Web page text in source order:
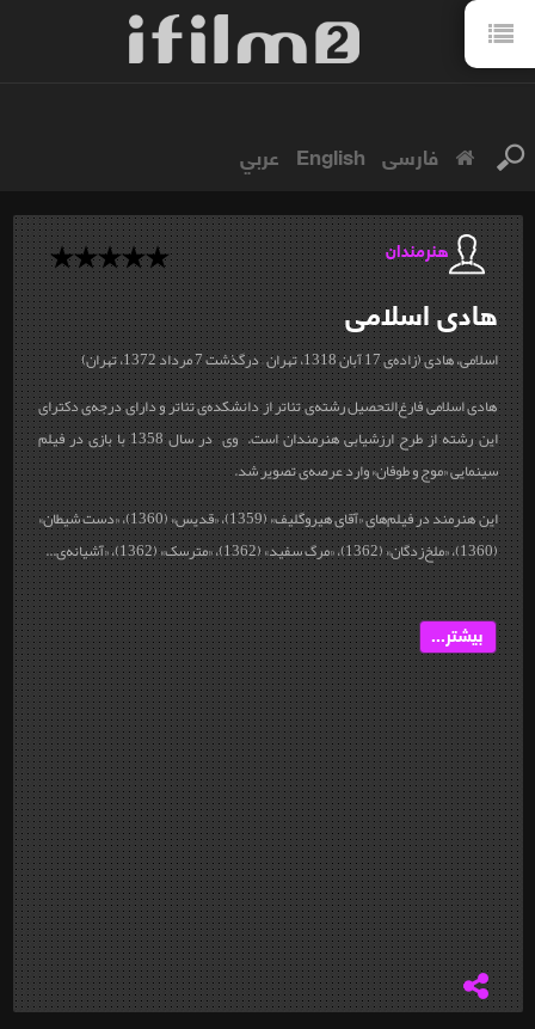
فارسی English عربي
هنرمندان
هادیاسلامی
اسلامی، هادی (زاده‌ی 17 آبان 1318، تهران – درگذشت 7 مرداد 1372، تهران)
هادی اسلامی فارغ‌التحصیل رشته‌ی تئاتر از دانشکده‌ی تئاتر و دارای درجه‌ی دکترای
این رشته از طرح ارزشیابی هنرمندان است. وی در سال 1358 با بازی در فیلم
سینمایی «موج و طوفان» وارد عرصه‌ی تصویر شد.
این هنرمند در فیلم‌های «آقای هیروگلیف» (1359)، «قدیس» (1360)، «دست شیطان»
(1360)، «ملخ‌زدگان» (1362)، «مرگ سفید» (1362)، «مترسک» (1362)، «آشیانه‌ی...
بیشتر...